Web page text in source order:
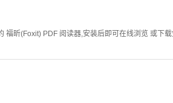
福昕(Foxit) PDF 阅读器,安装后即可在线浏览 或下